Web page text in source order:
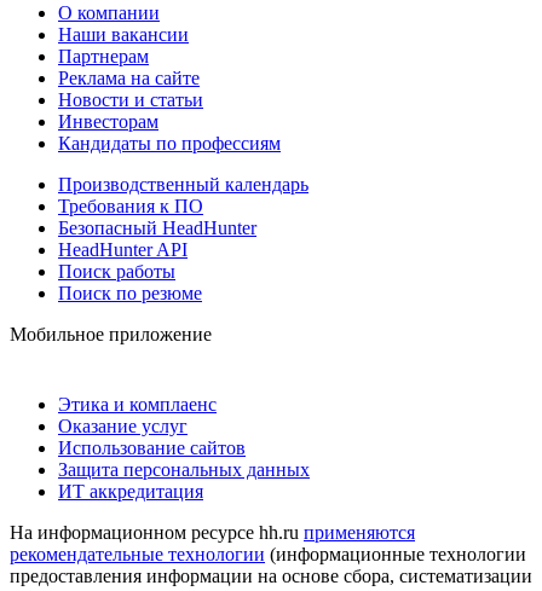
О компании
Наши вакансии
Партнерам
Реклама на сайте
Новости и статьи
Инвесторам
Кандидаты по профессиям
Производственный календарь
Требования к ПО
Безопасный HeadHunter
HeadHunter API
Поиск работы
Поиск по резюме
Мобильное приложение
Этика и комплаенс
Оказание услуг
Использование сайтов
Защита персональных данных
ИТ аккредитация
На информационном ресурсе hh.ru применяются
рекомендательные технологии (информационные технологии
предоставления информации на основе сбора, систематизации